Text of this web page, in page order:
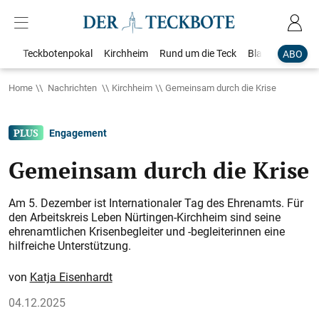
ABO
Teckbotenpokal Kirchheim Rund um die Teck Blaulicht
Home Nachrichten Kirchheim Gemeinsam durch die Krise
Engagement
Gemeinsam durch die Krise
Am 5. Dezember ist Internationaler Tag des Ehrenamts. Für
den Arbeitskreis Leben Nürtingen-Kirchheim sind seine
ehrenamtlichen Krisenbegleiter und -begleiterinnen eine
hilfreiche Unterstützung.
Katja Eisenhardt
04.12.2025